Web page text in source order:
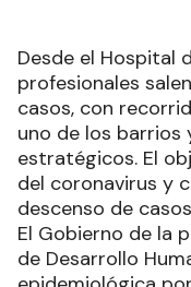
Desde el Hospital
profesionales
casos, con
uno de los barrios
estratégicos. El
del coronavirus y
descenso de
El Gobierno de la
de Desarrollo